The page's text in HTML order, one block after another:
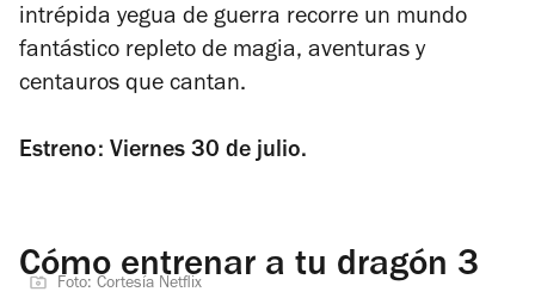
intrépida yegua de guerra recorre un mundo
fantástico repleto de magia, aventuras y
centauros que cantan.
Estreno: Viernes 30 de julio.
Cómo entrenar a tu dragón 3
Foto: Cortesía Netflix